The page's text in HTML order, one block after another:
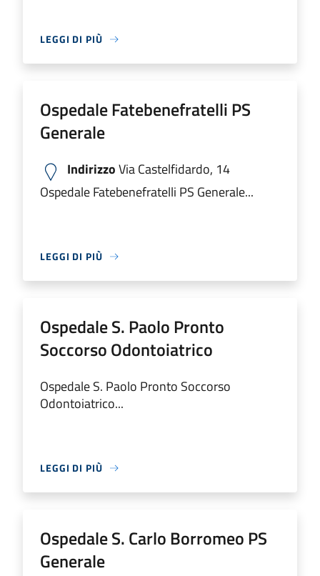
LEGGI DI PIÙ
Ospedale Fatebenefratelli PS
Generale
IndirizzoVia Castelfidardo, 14
Ospedale Fatebenefratelli PS Generale...
LEGGI DI PIÙ
Ospedale S. Paolo Pronto
Soccorso Odontoiatrico
Ospedale S. Paolo Pronto Soccorso
Odontoiatrico...
LEGGI DI PIÙ
Ospedale S. Carlo Borromeo PS
Generale